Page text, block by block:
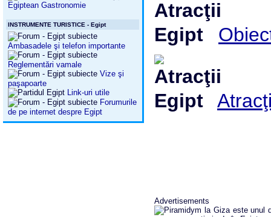
Egiptean Gastronomie
INSTRUMENTE TURISTICE - Egipt
Ambasadele şi telefon importante
Reglementări vamale
Vize şi
paşapoarte
Link-uri utile
Forumurile
de pe internet despre Egipt
Advertisements